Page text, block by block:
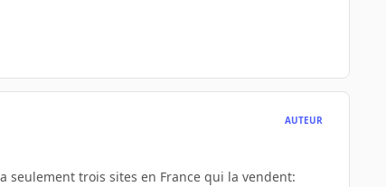
AUTEUR
seulement trois sites en France qui la vendent: